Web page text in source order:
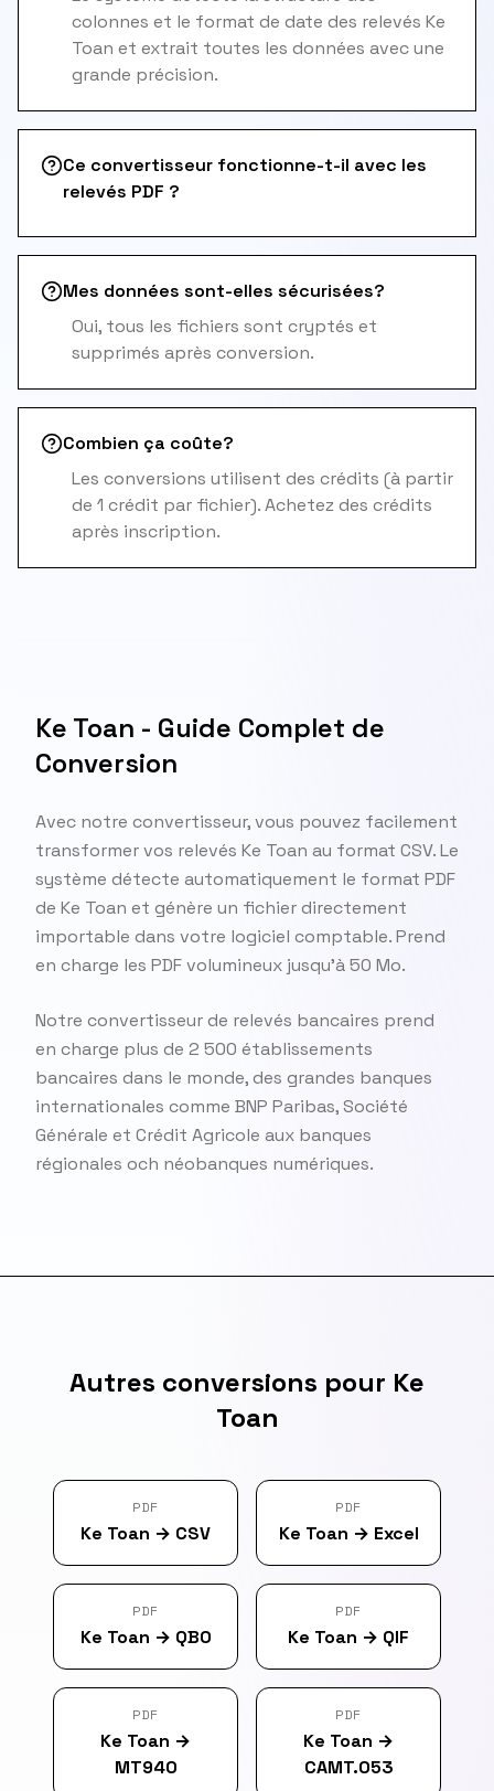
colonnes et le format de date des relevés Ke
Toan et extrait toutes les données avec une
grande précision.
Ce convertisseur fonctionne-t-il avec les
relevés PDF ?
Mes données sont-elles sécurisées?
Oui, tous les fichiers sont cryptés et
supprimés après conversion.
Combien ça coûte?
Les conversions utilisent des crédits (à partir
de 1 crédit par fichier). Achetez des crédits
après inscription.
Ke Toan - Guide Complet de
Conversion
Avec notre convertisseur, vous pouvez facilement
transformer vos relevés Ke Toan au format CSV. Le
système détecte automatiquement le format PDF
de Ke Toan et génère un fichier directement
importable dans votre logiciel comptable. Prend
en charge les PDF volumineux jusqu'à 50 Mo.
Notre convertisseur de relevés bancaires prend
en charge plus de 2 500 établissements
bancaires dans le monde, des grandes banques
internationales comme BNP Paribas, Société
Générale et Crédit Agricole aux banques
régionales och néobanques numériques.
Autres conversions pour Ke
Toan
PDF
Ke Toan → CSV
PDF
Ke Toan → Excel
PDF
Ke Toan → QBO
PDF
Ke Toan → QIF
PDF
Ke Toan →
MT940
PDF
Ke Toan →
CAMT.053